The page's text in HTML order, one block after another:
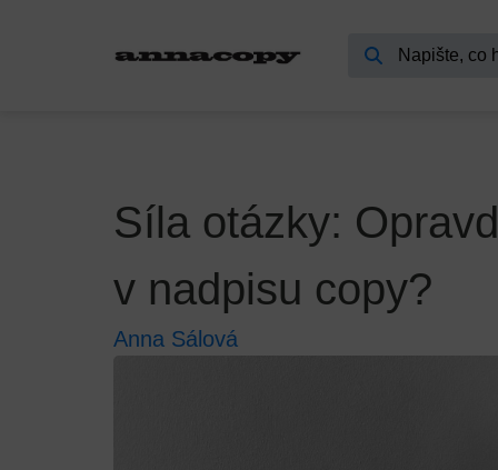
Síla otázky:
v nadpisu copy?
Anna Sálová